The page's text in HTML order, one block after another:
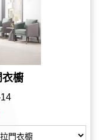
衣櫥